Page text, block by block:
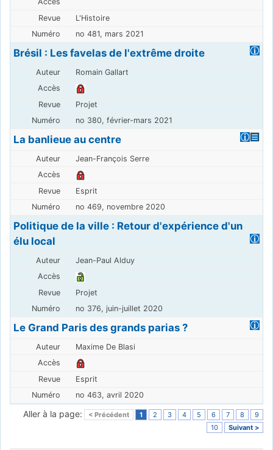
L'Histoire
no 481, mars 2021
Brésil : Les favelas de l'extrême droite
Romain Gallart
Projet
no 380, février-mars 2021
La banlieue au centre
Jean-François Serre
Esprit
no 469, novembre 2020
Politique de la ville : Retour d'expérience d'un
élu local
Jean-Paul Alduy
Projet
no 376, juin-juillet 2020
Le Grand Paris des grands parias ?
Maxime De Blasi
Esprit
no 463, avril 2020
Aller à la page: < Précédent 1 2 3 4 5 6 7 8
9
10
Suivant >